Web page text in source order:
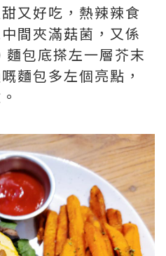
又好吃，熱辣辣食
間夾滿菇菌，又係
包底搽左一層芥末
麵包多左個亮點，